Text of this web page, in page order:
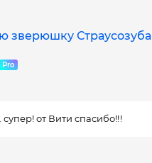
зверюшку Страусозуба
от Вити спасибо!!!